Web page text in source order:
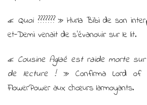
« Quoi ???????» Hurla Bibi de son
et-Demi venait de s’évanouir sur le lit.
« Cousine Aglaé est raide morte
de lecture !» Confirma Lord of
FlowerPower aux chœurs larmoyants.